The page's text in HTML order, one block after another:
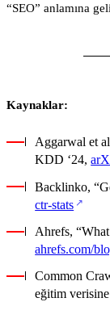
“SEO” anlamına
Kaynaklar:
Aggarwal et
KDD ‘24,
Backlinko,
ctr-stats(yeni
Ahrefs,
ahrefs.com/
Common
eğitim